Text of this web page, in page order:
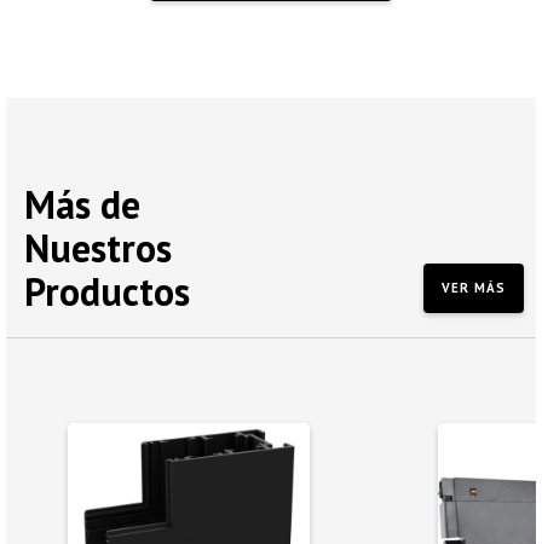
Más de
Nuestros
Productos
VER MÁS